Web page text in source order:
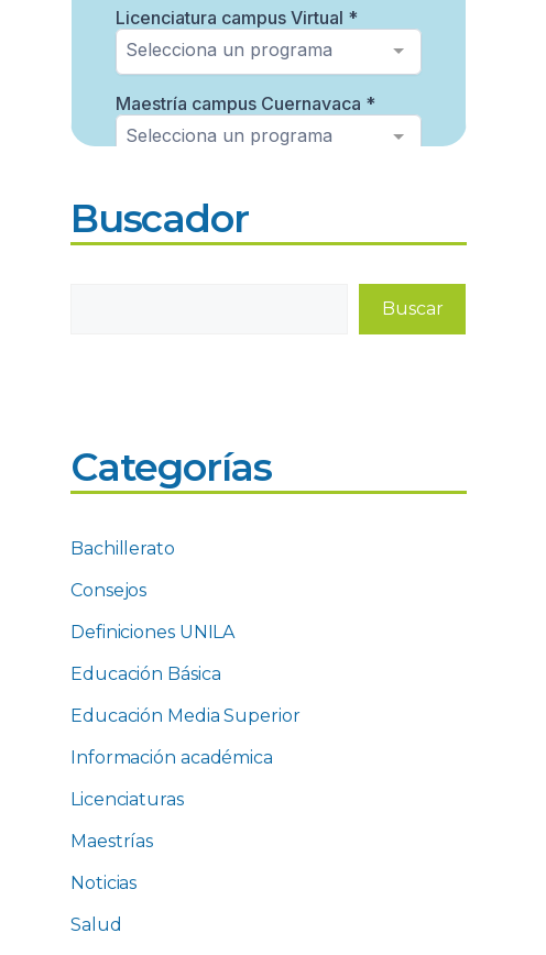
Buscador
Buscar
Categorías
Bachillerato
Consejos
Definiciones UNILA
Educación Básica
Educación Media Superior
Información académica
Licenciaturas
Maestrías
Noticias
Salud